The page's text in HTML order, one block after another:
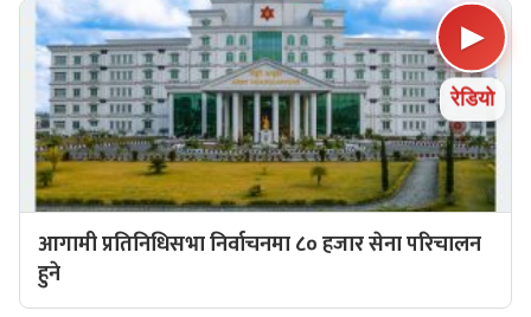
▶
रेडियो
आगामी प्रतिनिधिसभा निर्वाचनमा ८० हजार सेना परिचालन
हुने